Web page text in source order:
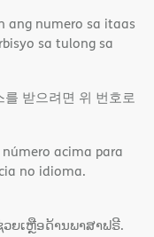
ang numero sa itaas
sa tulong sa
받으려면 위 번호로
acima para
no idioma.
ວຍເຫຼືອດ້ານພາສາຟຣີ.